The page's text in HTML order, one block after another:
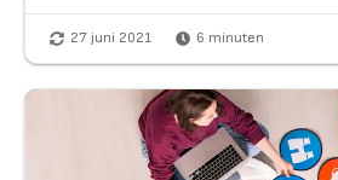
27 juni 2021 6 minuten